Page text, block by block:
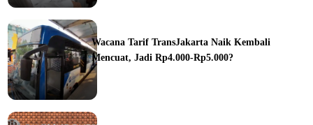
Wacana Tarif TransJakarta Naik Kembali
Mencuat, Jadi Rp4.000-Rp5.000?